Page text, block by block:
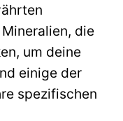
die
um deine
einige der
spezifischen